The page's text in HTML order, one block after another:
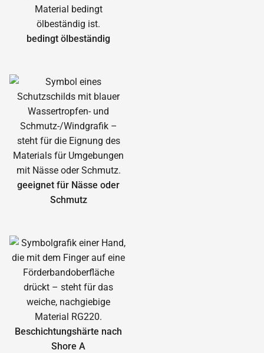
bedingt ölbeständig
geeignet für Nässe oder
Schmutz
Beschichtungshärte nach
Shore A